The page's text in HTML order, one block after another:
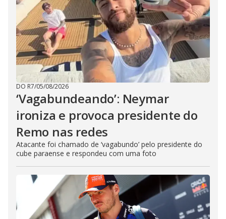
DO R7/05/08/2026
‘Vagabundeando’: Neymar
ironiza e provoca presidente do
Remo nas redes
Atacante foi chamado de ‘vagabundo’ pelo presidente do
cube paraense e respondeu com uma foto